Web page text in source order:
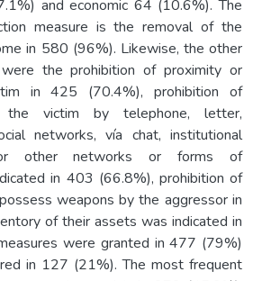
and economic 64 (10.6%). The
measure is the removal of the
in 580 (96%). Likewise, the other
the prohibition of proximity or
in 425 (70.4%), prohibition of
the victim by telephone, letter,
networks, vía chat, institutional
other networks or forms of
in 403 (66.8%), prohibition of
weapons by the aggressor in
of their assets was indicated in
were granted in 477 (79%)
in 127 (21%). The most frequent